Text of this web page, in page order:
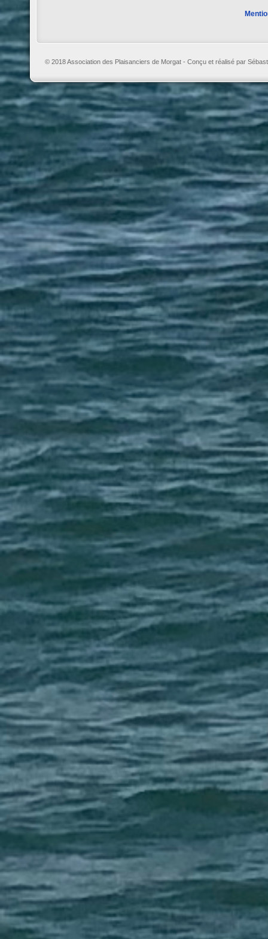
© 2018 Association des Plaisanciers de Morgat - Conçu et réalisé par